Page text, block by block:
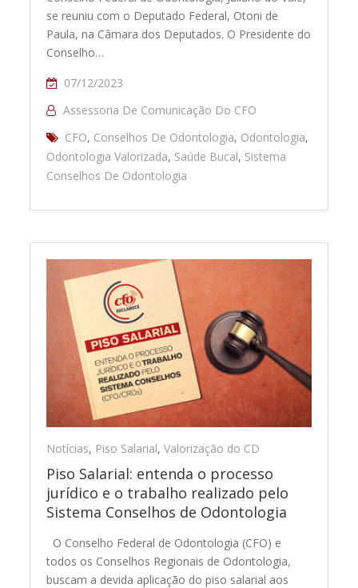
se reuniu com o Deputado Federal, Otoni de
Paula, na Câmara dos Deputados. O Presidente do
Conselho…
07/12/2023
Assessoria De Comunicação Do CFO
CFO, Conselhos De Odontologia, Odontologia,
Odontologia Valorizada, Saúde Bucal, Sistema
Conselhos De Odontologia
Notícias, Piso Salarial,Valorização do CD
Piso Salarial: entenda o processo
jurídico e o trabalho realizado pelo
Sistema Conselhos de Odontologia
O Conselho Federal de Odontologia (CFO) e
todos os Conselhos Regionais de Odontologia,
buscam a devida aplicação do piso salarial aos